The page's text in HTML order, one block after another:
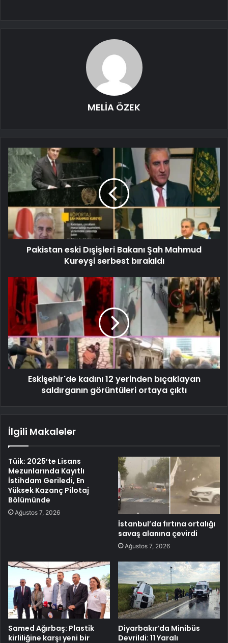
MELİA ÖZEK
Pakistan eski Dışişleri Bakanı Şah Mahmud
Kureyşi serbest bırakıldı
Eskişehir'de kadını 12 yerinden bıçaklayan
saldırganın görüntüleri ortaya çıktı
İlgili Makaleler
Tüik: 2025’te Lisans
Mezunlarında Kayıtlı
İstihdam Geriledi, En
Yüksek Kazanç Pilotaj
Bölümünde
Ağustos 7, 2026
İstanbul’da fırtına ortalığı
savaş alanına çevirdi
Ağustos 7, 2026
Samed Ağırbaş: Plastik
kirliliğine karşı yeni bir
Diyarbakır’da Minibüs
Devrildi: 11 Yaralı